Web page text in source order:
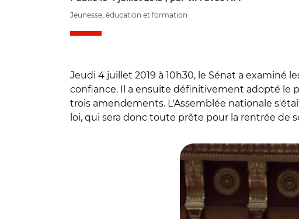
Jeunesse, éducation et formation
Jeudi 4 juillet 2019 à 10h30, le Sénat a examiné
confiance. Il a ensuite définitivement adopté le
trois amendements. L'Assemblée nationale
loi, qui sera donc toute prête pour la rentrée de